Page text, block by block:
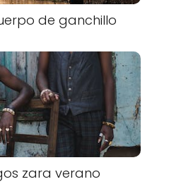
de ganchillo
zara verano